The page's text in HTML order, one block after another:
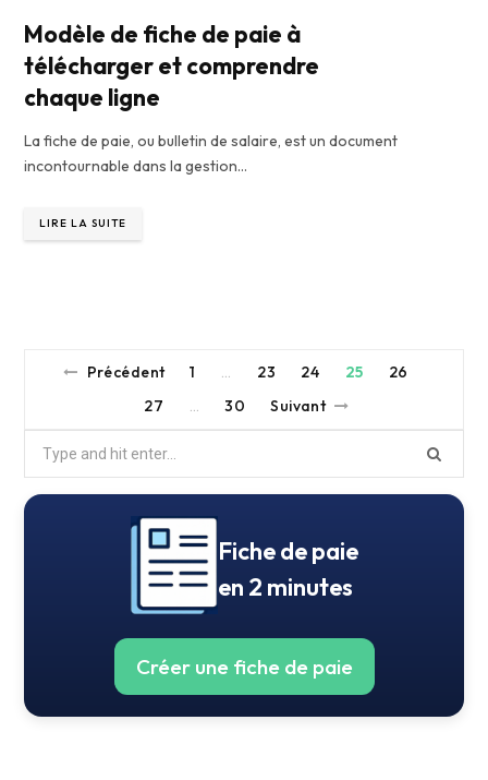
Modèle de fiche de paie à
télécharger et comprendre
chaque ligne
La fiche de paie, ou bulletin de salaire, est un document
incontournable dans la gestion…
LIRE LA SUITE
Précédent 1 … 23 24 25
26
27
… 30
Suivant
Search
Fiche de paie
en 2 minutes
Créer une fiche de paie